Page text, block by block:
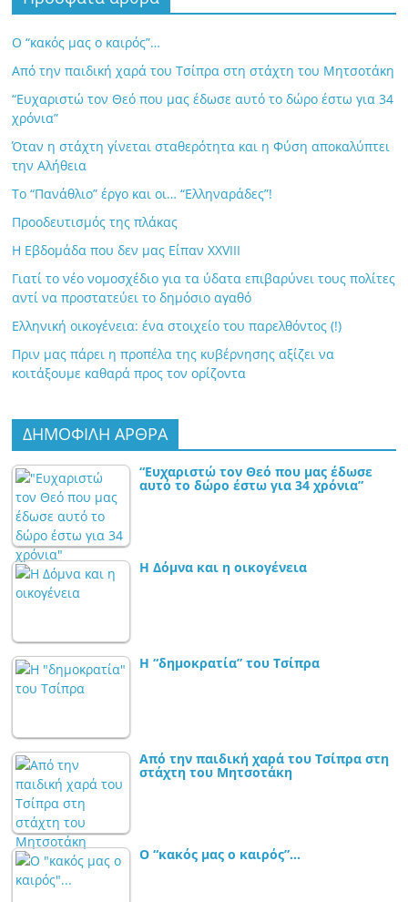
Ο “κακός μας ο καιρός”…
Από την παιδική χαρά του Τσίπρα στη στάχτη του Μητσοτάκη
“Ευχαριστώ τον Θεό που μας έδωσε αυτό το δώρο έστω για 34
χρόνια”
Όταν η στάχτη γίνεται σταθερότητα και η Φύση αποκαλύπτει
την Αλήθεια
Το “Πανάθλιο” έργο και οι… “Ελληναράδες”!
Προοδευτισμός της πλάκας
Η Εβδομάδα που δεν μας Είπαν XXVIII
Γιατί το νέο νομοσχέδιο για τα ύδατα επιβαρύνει τους πολίτες
αντί να προστατεύει το δημόσιο αγαθό
Ελληνική οικογένεια: ένα στοιχείο του παρελθόντος (!)
Πριν μας πάρει η προπέλα της κυβέρνησης αξίζει να
κοιτάξουμε καθαρά προς τον ορίζοντα
ΔΗΜΟΦΙΛΗ ΑΡΘΡΑ
“Ευχαριστώ τον Θεό που μας έδωσε
αυτό το δώρο έστω για 34 χρόνια”
Η Δόμνα και η οικογένεια
Η “δημοκρατία” του Τσίπρα
Από την παιδική χαρά του Τσίπρα στη
στάχτη του Μητσοτάκη
Ο “κακός μας ο καιρός”…